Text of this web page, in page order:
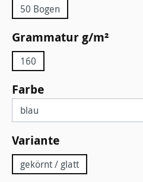
50 Bogen
Grammatur g/m²
160
Farbe
Variante
gekörnt / glatt